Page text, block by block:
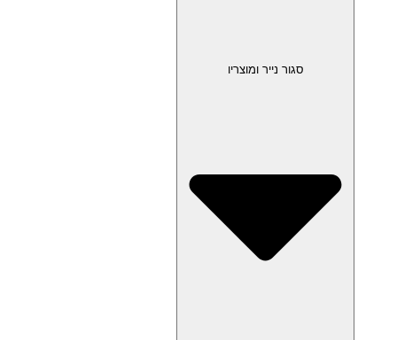
סגור נייר ומוצריו